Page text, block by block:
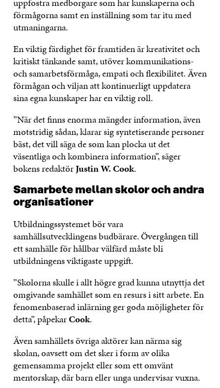
förmågorna samt en inställning som tar itu med
utmaningarna.
En viktig färdighet för framtiden är kreativitet och
kritiskt tänkande samt, utöver kommunikations-
och samarbetsförmåga, empati och flexibilitet. Även
förmågan och viljan att kontinuerligt uppdatera
sina egna kunskaper har en viktig roll.
”När det finns enorma mängder information, även
motstridig sådan, klarar sig syntetiserande personer
bäst, det vill säga de som kan plocka ut det
väsentliga och kombinera information”, säger
bokens redaktörJustin W. Cook.
Samarbete mellan skolor och andra
organisationer
Utbildningssystemet bör vara
samhällsutvecklingens budbärare. Övergången till
ett samhälle för hållbar välfärd måste bli
utbildningens viktigaste uppgift.
”Skolorna skulle i allt högre grad kunna utnyttja det
omgivande samhället som en resurs i sitt arbete. En
fenomenbaserad inlärning ger goda möjligheter för
detta”, påpekarCook.
Även samhällets övriga aktörer kan närma sig
skolan, oavsett om det sker i form av olika
gemensamma projekt eller som ett omvänt
mentorskap, där barn eller unga undervisar vuxna.